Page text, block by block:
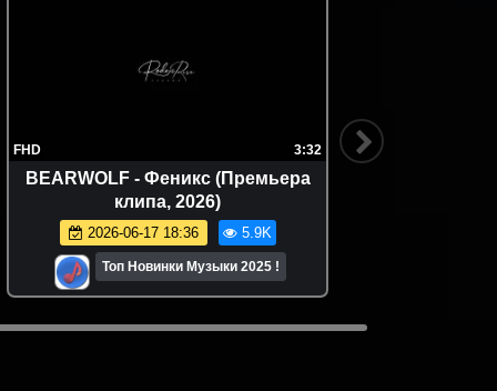
FHD 3:32
BEARWOLF - Феникс (Премьера
клипа, 2026)
2026-06-17 18:36 5.9K
Топ Новинки Музыки 2025 !